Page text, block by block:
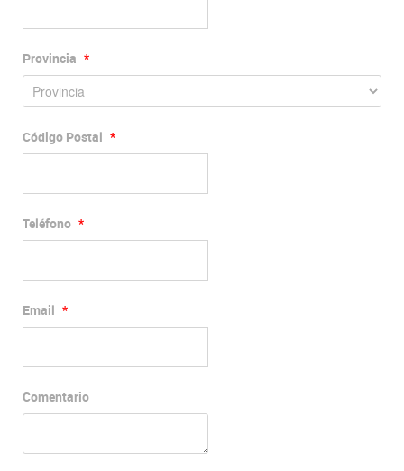
Provincia *
Código Postal *
Teléfono *
Email *
Comentario